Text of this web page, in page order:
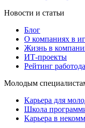
Новости и статьи
Блог
О компаниях в
Жизнь в
ИТ-проекты
Рейтинг
Молодым
Карьера для
Школа
Карьера в